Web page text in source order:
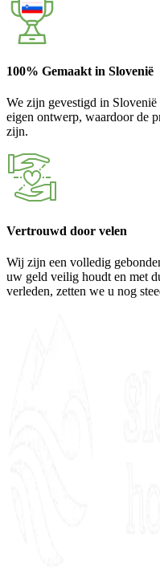
100% Gemaakt in Slovenië
We zijn gevestigd in
eigen ontwerp, waardoor de
zijn.
Vertrouwd door velen
Wij zijn een volledig
uw geld veilig houdt en met
verleden, zetten we u nog